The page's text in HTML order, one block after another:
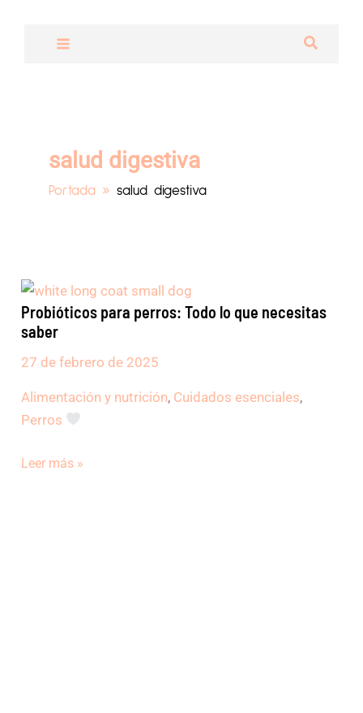
Buscar
salud digestiva
Portada »salud digestiva
Probióticos para perros: Todo lo que necesitas
saber
27 de febrero de 2025
Alimentación y nutrición, Cuidados esenciales,
Perros
para
perros:
Todo
lo
necesitas
saber
Leer más »